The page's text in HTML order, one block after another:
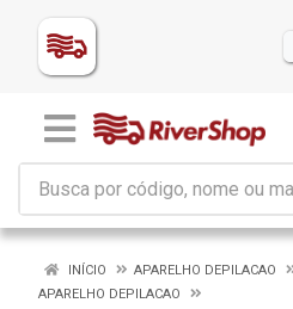
INÍCIO
APARELHO DEPILACAO
APARELHO DEPILACAO